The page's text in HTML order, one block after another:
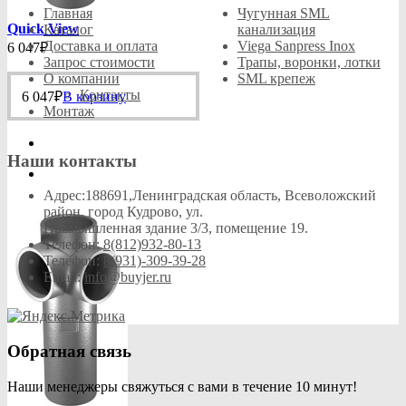
на
странице
товара.
Quick View
6 047₽
6 047₽В корзину
Главная
Каталог
Доставка и оплата
Запрос стоимости
О компании
Контакты
Монтаж
Чугунная SML
канализация
Viega Sanpress Inox
Трапы, воронки, лотки
SML крепеж
Наши контакты
Адрес:188691,Ленинградская область, Всеволожский
район, город Кудрово, ул.
Промышленная здание 3/3, помещение 19.
Телефон:8(812)932-80-13
Телефон:
8(931)-309-39-28
Email: info@buyjer.ru
Обратная связь
Наши менеджеры свяжуться с вами в течение 10 минут!